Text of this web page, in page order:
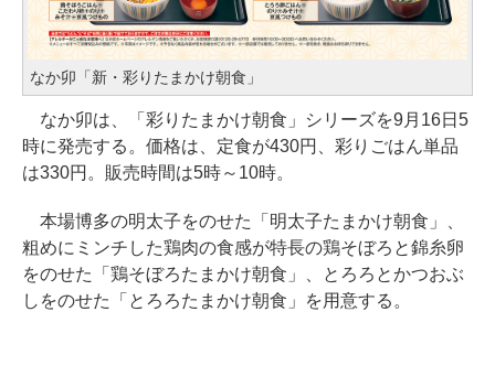
なか卯「新・彩りたまかけ朝食」
なか卯は、「彩りたまかけ朝食」シリーズを9月16日5
時に発売する。価格は、定食が430円、彩りごはん単品
は330円。販売時間は5時～10時。
本場博多の明太子をのせた「明太子たまかけ朝食」、
粗めにミンチした鶏肉の食感が特長の鶏そぼろと錦糸卵
をのせた「鶏そぼろたまかけ朝食」、とろろとかつおぶ
しをのせた「とろろたまかけ朝食」を用意する。